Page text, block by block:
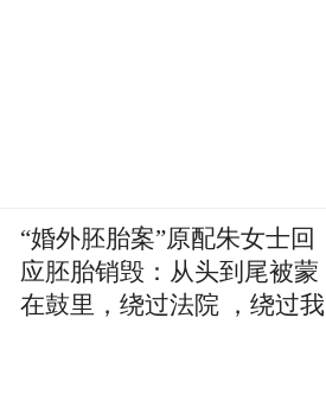
“婚外胚胎案”原配朱女士回
应胚胎销毁：从头到尾被蒙
在鼓里，绕过法院 ，绕过我